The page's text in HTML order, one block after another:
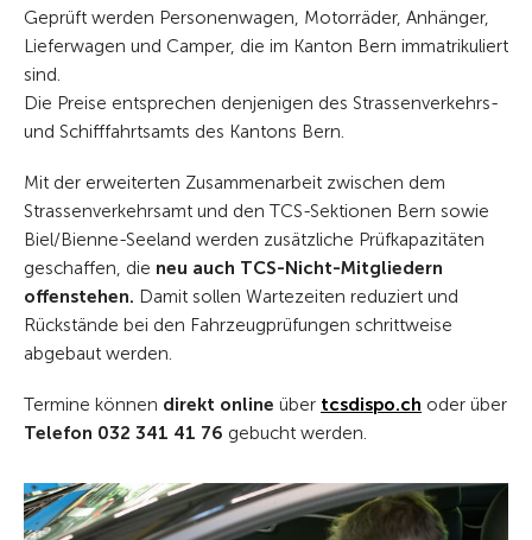
Geprüft werden Personenwagen, Motorräder, Anhänger,
Lieferwagen und Camper, die im Kanton Bern immatrikuliert
sind.
Die Preise entsprechen denjenigen des Strassenverkehrs-
und Schifffahrtsamts des Kantons Bern.
Mit der erweiterten Zusammenarbeit zwischen dem
Strassenverkehrsamt und den TCS-Sektionen Bern sowie
Biel/Bienne-Seeland werden zusätzliche Prüfkapazitäten
geschaffen, die neu auch TCS-Nicht-Mitgliedern
offenstehen. Damit sollen Wartezeiten reduziert und
Rückstände bei den Fahrzeugprüfungen schrittweise
abgebaut werden.
Termine können direkt online über tcsdispo.ch oder über
Telefon 032 341 41 76 gebucht werden.